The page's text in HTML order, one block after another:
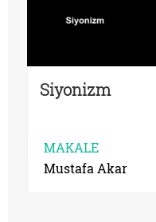
Siyonizm
MAKALE
Mustafa Akar